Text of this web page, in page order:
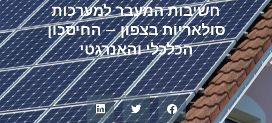
חשיבות המעבר למערכות
סולאריות בצפון – החיסכון
הכלכלי והאנרגטי